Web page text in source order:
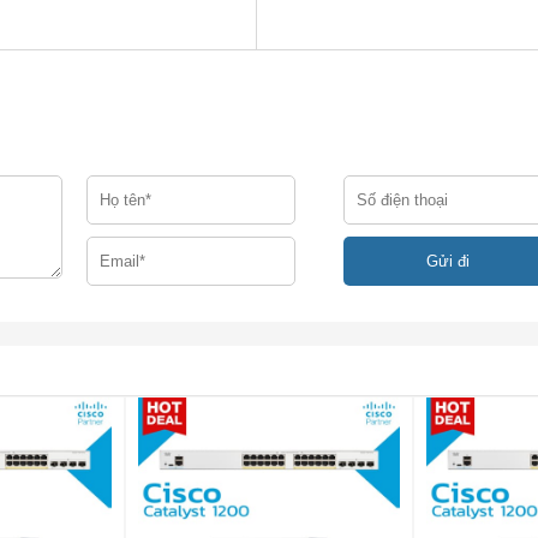
phần cứng ở 800Gbps hoặc 595 mpps
Series
được nạp đầy đủ hai nguồn điện và một khay quạt.)
tương tự.
N2K-C2232PP